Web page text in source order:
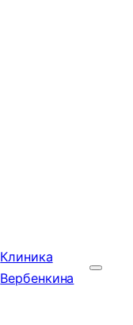
Клиника
Вербенкина